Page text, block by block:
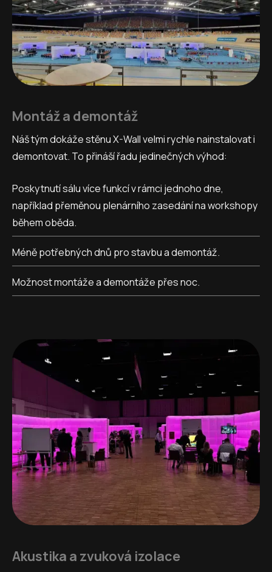
Montáž a demontáž
Náš tým dokáže stěnu X-Wall velmi rychle nainstalovat i
demontovat. To přináší řadu jedinečných výhod:
Poskytnutí sálu více funkcí v rámci jednoho dne,
například přeměnou plenárního zasedání na workshopy
během oběda.
Méně potřebných dnů pro stavbu a demontáž.
Možnost montáže a demontáže přes noc.
Akustika a zvuková izolace